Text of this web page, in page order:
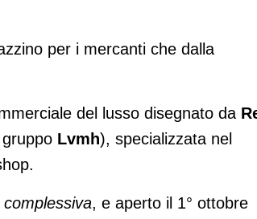
per i mercanti che dalla
del lusso disegnato da
Lvmh), specializzata nel
, e aperto il 1° ottobre